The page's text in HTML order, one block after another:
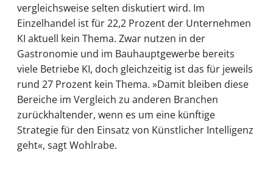
vergleichsweise selten diskutiert wird. Im
Einzelhandel ist für 22,2 Prozent der Unternehmen
KI aktuell kein Thema. Zwar nutzen in der
Gastronomie und im Bauhauptgewerbe bereits
viele Betriebe KI, doch gleichzeitig ist das für jeweils
rund 27 Prozent kein Thema. »Damit bleiben diese
Bereiche im Vergleich zu anderen Branchen
zurückhaltender, wenn es um eine künftige
Strategie für den Einsatz von Künstlicher Intelligenz
geht«, sagt Wohlrabe.